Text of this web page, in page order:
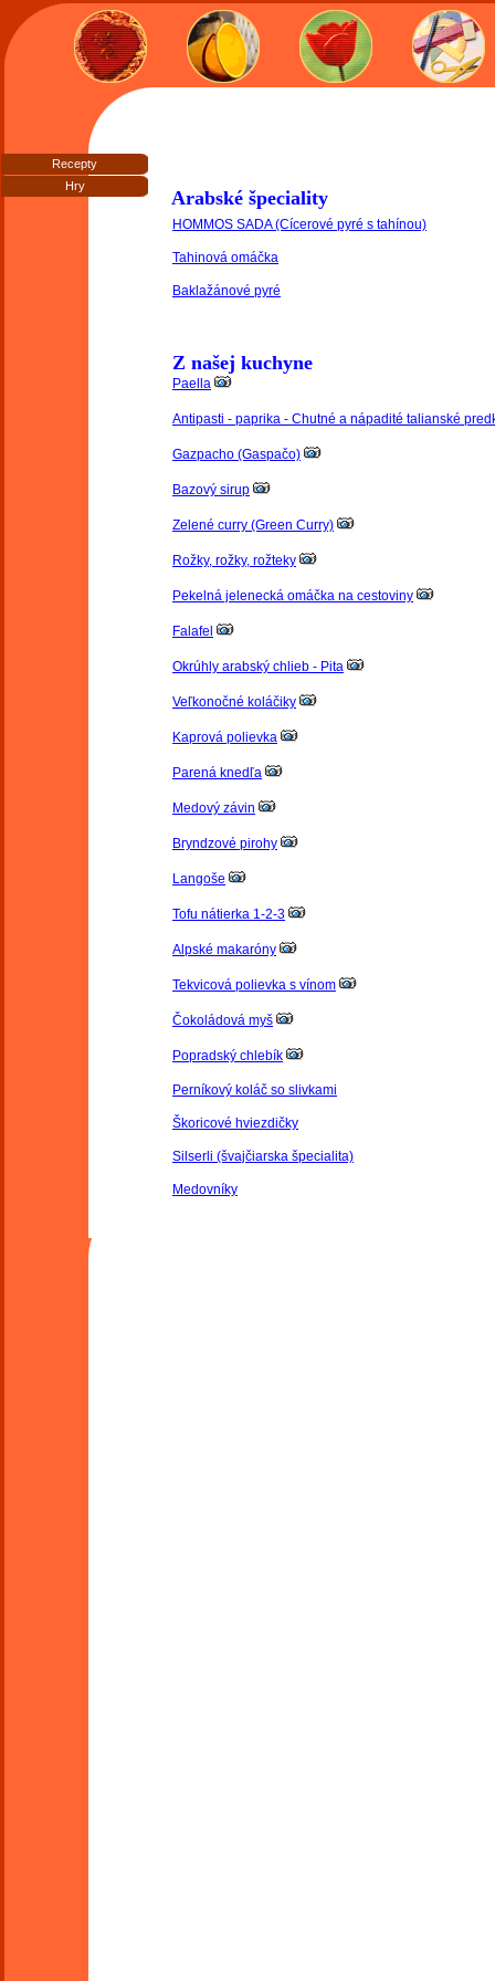
Recepty
Hry
Arabské špeciality
HOMMOS SADA (Cícerové pyré s tahínou)
Tahinová omáčka
Baklažánové pyré
Z našej kuchyne
Paella
Antipasti - paprika - Chutné a nápadité talianské
Gazpacho (Gaspačo)
Bazový sirup
Zelené curry (Green Curry)
Rožky, rožky, rožteky
Pekelná jelenecká omáčka na cestoviny
Falafel
Okrúhly arabský chlieb - Pita
Veľkonočné koláčiky
Kaprová polievka
Parená knedľa
Medový závin
Bryndzové pirohy
Langoše
Tofu nátierka 1-2-3
Alpské makaróny
Tekvicová polievka s vínom
Čokoládová myš
Popradský chlebík
Perníkový koláč so slivkami
Škoricové hviezdičky
Silserli (švajčiarska špecialita)
Medovníky